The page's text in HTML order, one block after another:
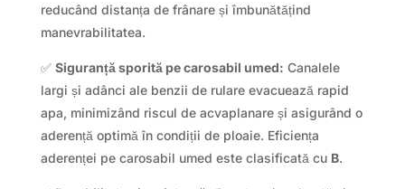
reducând distanța de frânare și îmbunătățind
manevrabilitatea.
✅ Siguranță sporită pe carosabil umed: Canalele
largi și adânci ale benzii de rulare evacuează rapid
apa, minimizând riscul de acvaplanare și asigurând o
aderență optimă în condiții de ploaie. Eficiența
aderenței pe carosabil umed este clasificată cu B.